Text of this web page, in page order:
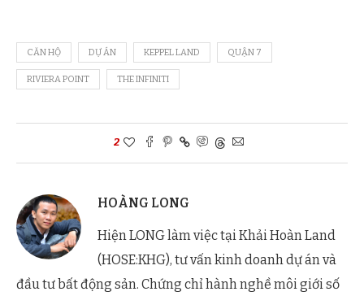
CĂN HỘ DỰ ÁN KEPPEL LAND QUẬN 7
RIVIERA POINT THE INFINITI
2
HOÀNG LONG
Hiện LONG làm việc tại Khải Hoàn Land
(HOSE:KHG), tư vấn kinh doanh dự án và
đầu tư bất động sản. Chứng chỉ hành nghề môi giới số